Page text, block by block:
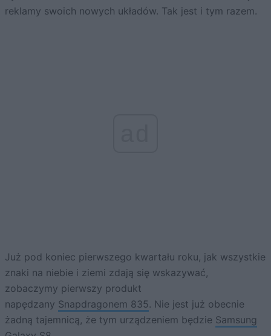
reklamy swoich nowych układów. Tak jest i tym razem.
Już pod koniec pierwszego kwartału roku, jak wszystkie
znaki na niebie i ziemi zdają się wskazywać,
zobaczymy pierwszy produkt
napędzany Snapdragonem 835. Nie jest już obecnie
żadną tajemnicą, że tym urządzeniem będzie Samsung